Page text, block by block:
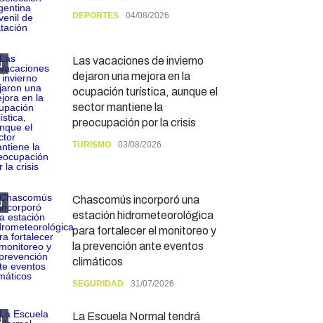
DEPORTES 04/08/2026
Las vacaciones de invierno
dejaron una mejora en la
ocupación turística, aunque el
sector mantiene la
preocupación por la crisis
TURISMO 03/08/2026
Chascomús incorporó una
estación hidrometeorológica
para fortalecer el monitoreo y
la prevención ante eventos
climáticos
SEGURIDAD 31/07/2026
La Escuela Normal tendrá